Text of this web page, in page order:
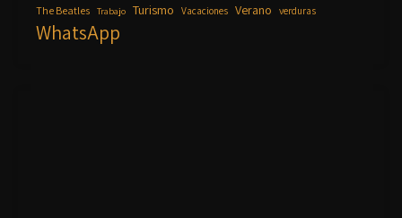
The Beatles Trabajo Turismo Vacaciones Verano verduras
WhatsApp